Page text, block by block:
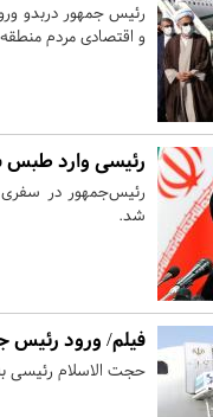
رئیس جمهور دربدو
و اقتصادی مردم
رئیسی وارد
رئیس‌جمهور در سفری
شد.
فیلم/ ورود رئیس
حجت الاسلام رئیسی